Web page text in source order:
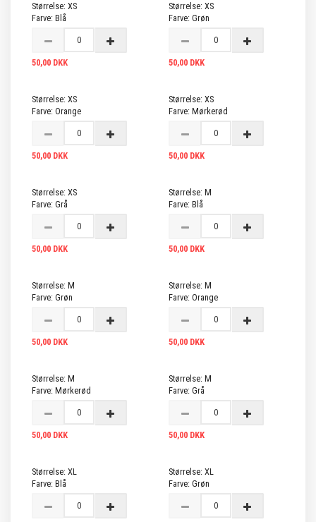
Størrelse: XS
Farve: Blå
50,00 DKK
Størrelse: XS
Farve: Grøn
50,00 DKK
Størrelse: XS
Farve: Orange
50,00 DKK
Størrelse: XS
Farve: Mørkerød
50,00 DKK
Størrelse: XS
Farve: Grå
50,00 DKK
Størrelse: M
Farve: Blå
50,00 DKK
Størrelse: M
Farve: Grøn
50,00 DKK
Størrelse: M
Farve: Orange
50,00 DKK
Størrelse: M
Farve: Mørkerød
50,00 DKK
Størrelse: M
Farve: Grå
50,00 DKK
Størrelse: XL
Farve: Blå
Størrelse: XL
Farve: Grøn